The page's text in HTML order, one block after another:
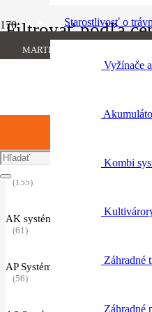
MARTINA RÁZUSA 1134/13,
Starostlivosť o
Vyžínače
Kombi
Záhradné
Záhradné
Filtrovať podľa
Minimálna
Akumulátorový program
(155)
AK systém
(61)
AP Systém
(56)